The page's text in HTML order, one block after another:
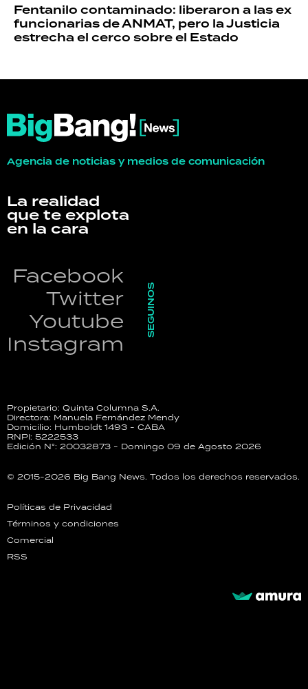
Fentanilo contaminado: liberaron a las ex
funcionarias de ANMAT, pero la Justicia
estrecha el cerco sobre el Estado
Agencia de noticias y medios de comunicación
La realidad
que te explota
en la cara
Facebook
Twitter
Youtube
Instagram
SEGUINOS
Propietario: Quinta Columna S.A.
Directora: Manuela Fernández Mendy
Domicilio: Humboldt 1493 - CABA
RNPI: 5222533
Edición N°: 20032873 - Domingo 09 de Agosto 2026
© 2015-2026 Big Bang News. Todos los derechos reservados.
Políticas de Privacidad
Términos y condiciones
Comercial
RSS